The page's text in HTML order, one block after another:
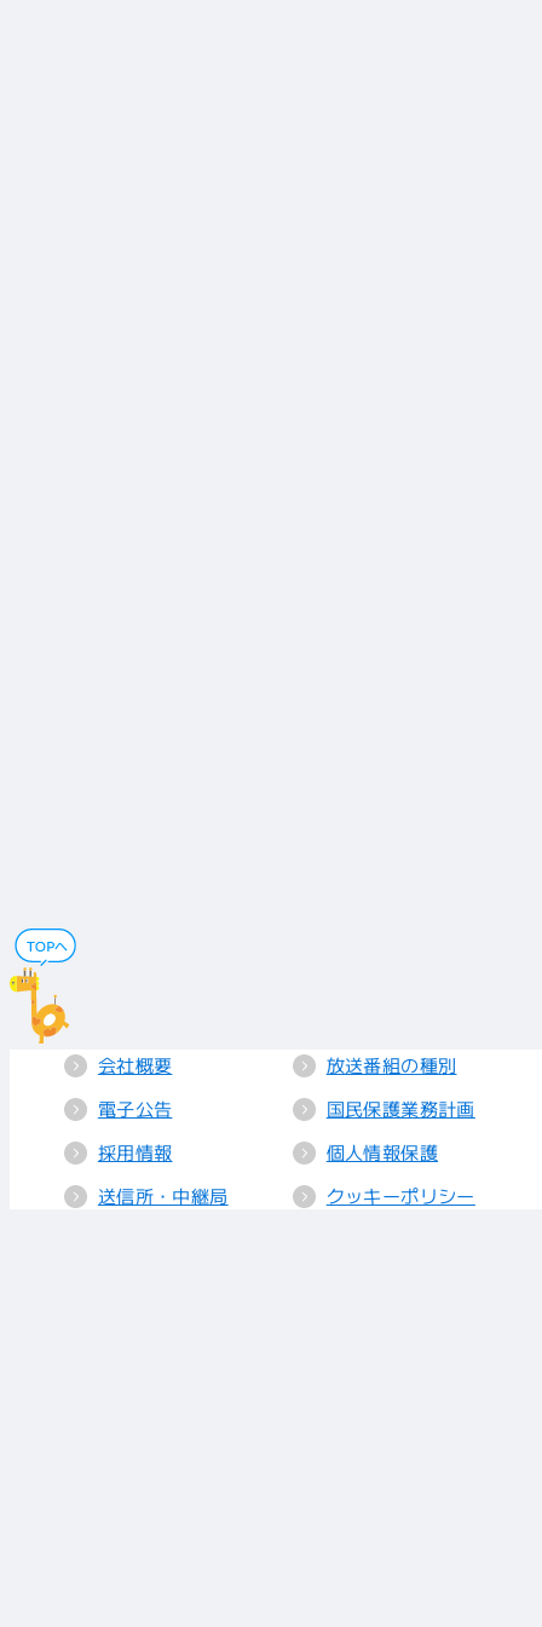
会社概要
電子公告
採用情報
送信所・中継局
放送番組の種別
国民保護業務計画
個人情報保護
クッキーポリシー